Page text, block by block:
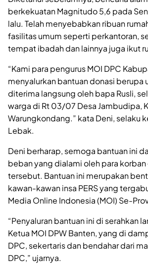
berkekuatan Magnitudo 5,6 pada
lalu. Telah menyebabkan ribuan
fasilitas umum seperti perkantoran,
tempat ibadah dan lainnya juga ikut
“Kami para pengurus MOI DPC
menyalurkan bantuan donasi berupa
diterima langsung oleh bapa Rusli,
warga di Rt 03/07 Desa Jambudipa,
Warungkondang.” kata Deni, selaku
Lebak.
Deni berharap, semoga bantuan ini
beban yang dialami oleh para
tersebut. Bantuan ini merupakan
kawan-kawan insa PERS yang
Media Online Indonesia (MOI) Se-
“Penyaluran bantuan ini di serahkan
Ketua MOI DPW Banten, yang di
DPC, sekertaris dan bendahar dari
DPC,” ujarnya.